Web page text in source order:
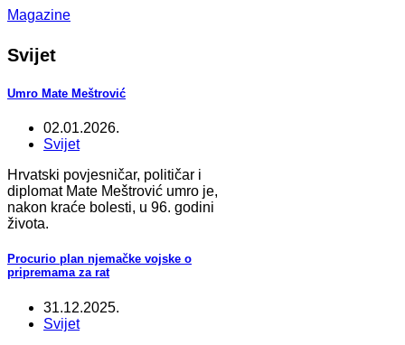
Magazine
Svijet
Umro Mate Meštrović
02.01.2026.
Svijet
Hrvatski povjesničar, političar i
diplomat Mate Meštrović umro je,
nakon kraće bolesti, u 96. godini
života.
Procurio plan njemačke vojske o
pripremama za rat
31.12.2025.
Svijet